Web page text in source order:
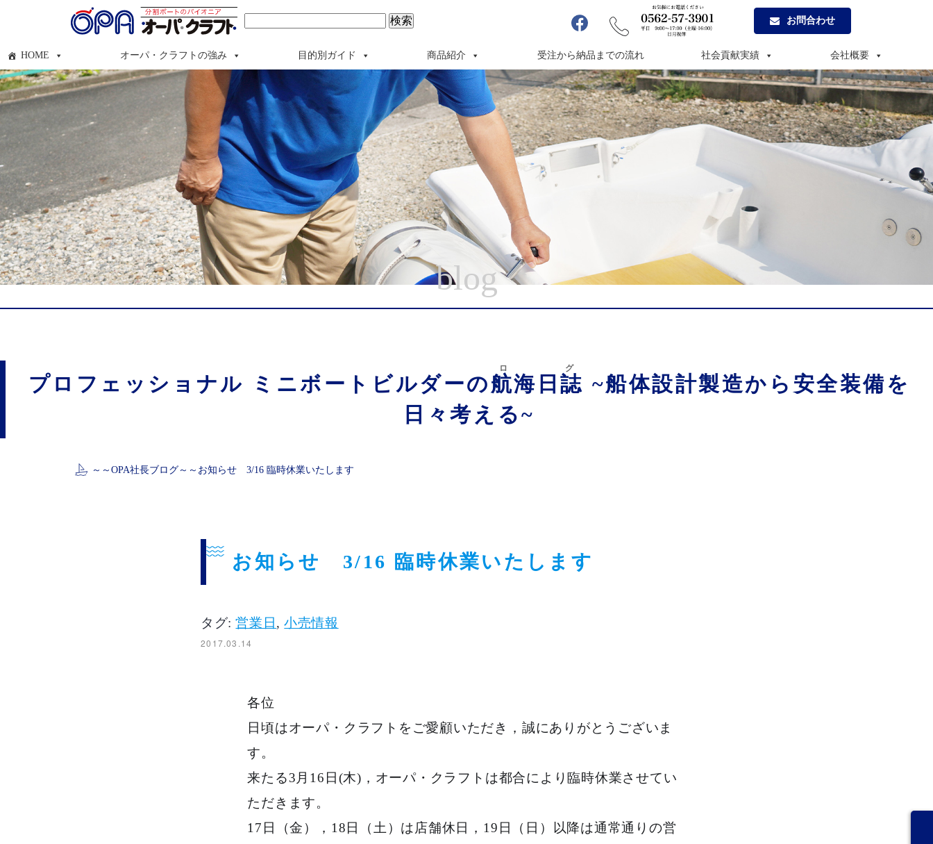
お問合わせ
HOME オーパ・クラフトの強み 目的別ガイド 商品紹介 受注から納品までの流れ 社会貢献実績 会社概要
blog
プロフェッショナル ミニボートビルダーの航海日誌
ログ
~船体設計製造から安全装備を
日々考える~
～～ OPA社長ブログ ～～ お知らせ 3/16 臨時休業いたします
お知らせ 3/16 臨時休業いたします
タグ:営業日,小売情報
2017.03.14
各位
日頃はオーパ・クラフトをご愛顧いただき，誠にありがとうございま
す。
来たる3月16日(木)，オーパ・クラフトは都合により臨時休業させてい
ただきます。
17日（金），18日（土）は店舗休日，19日（日）以降は通常通りの営